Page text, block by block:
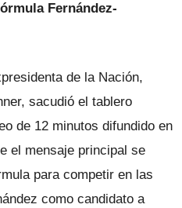
Fernández-
de la Nación,
sacudió el tablero
de 12 minutos difundido en
el mensaje principal se
para competir en las
como candidato a